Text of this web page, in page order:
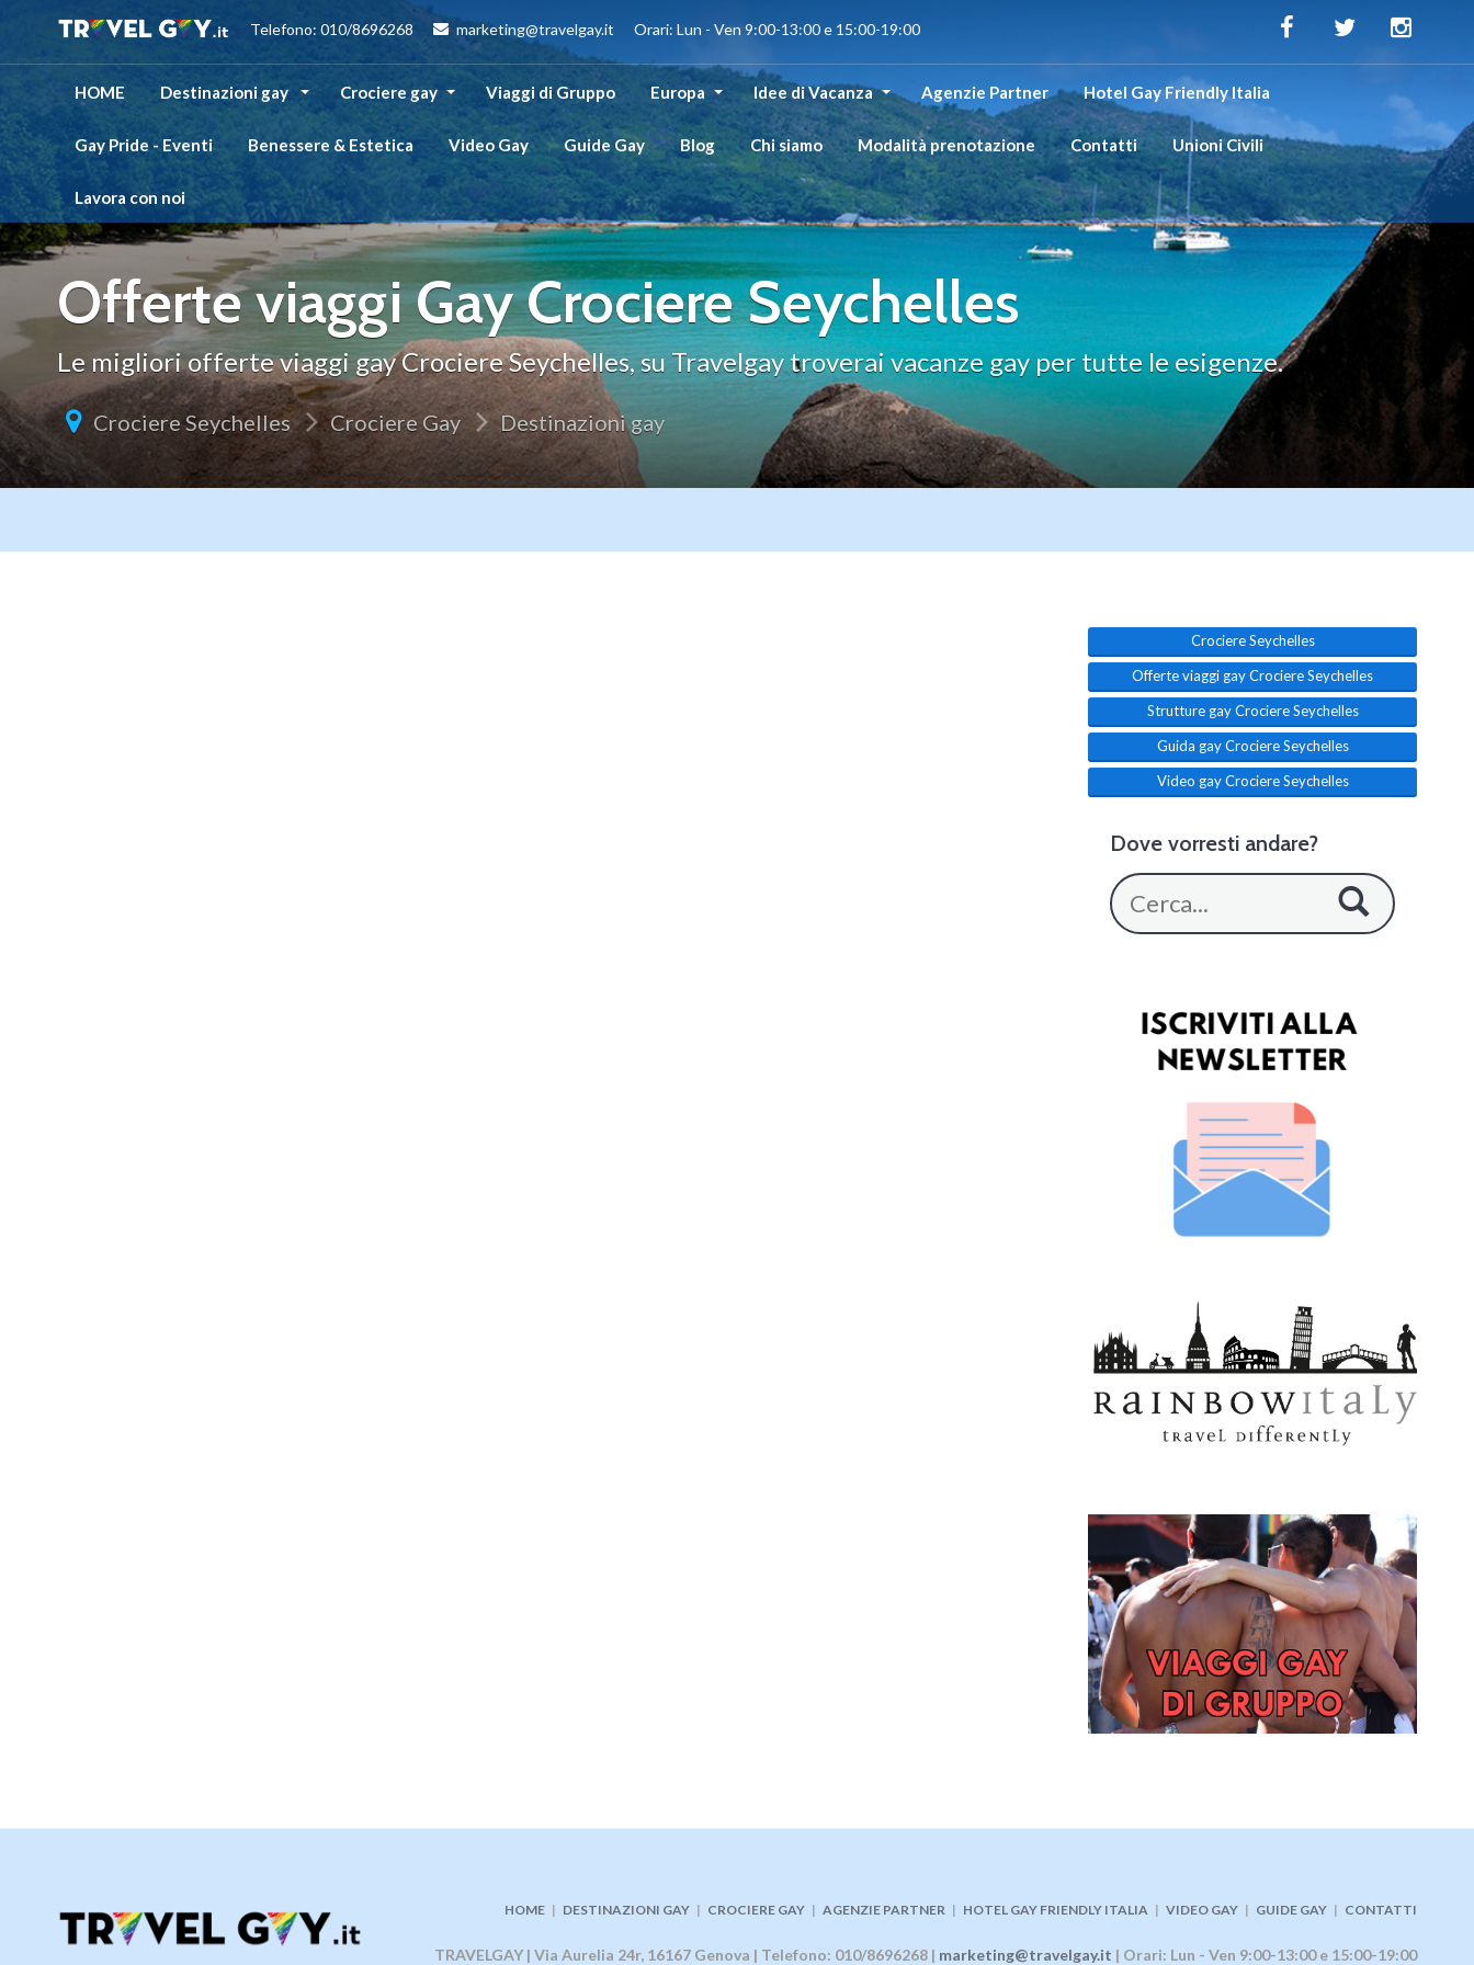
Telefono: 010/8696268 marketing@travelgay.it Orari: Lun - Ven 9:00-13:00 e 15:00-19:00
HOME Destinazioni gay Crociere gay Viaggi di Gruppo Europa Idee di Vacanza Agenzie Partner Hotel Gay Friendly Italia
Gay Pride - Eventi Benessere & Estetica Video Gay Guide Gay Blog Chi siamo Modalità prenotazione Contatti Unioni Civili
Lavora con noi
Offerte viaggi Gay Crociere Seychelles
Le migliori offerte viaggi gay Crociere Seychelles, su Travelgay troverai vacanze gay per tutte le esigenze.
Crociere Seychelles Crociere Gay Destinazioni gay
Crociere Seychelles
Offerte viaggi gay Crociere Seychelles
Strutture gay Crociere Seychelles
Guida gay Crociere Seychelles
Video gay Crociere Seychelles
Dove vorresti andare?
HOME | DESTINAZIONI GAY | CROCIERE GAY | AGENZIE PARTNER | HOTEL GAY FRIENDLY ITALIA | VIDEO GAY | GUIDE GAY | CONTATTI
TRAVELGAY | Via Aurelia 24r, 16167 Genova | Telefono: 010/8696268 | marketing@travelgay.it | Orari: Lun - Ven 9:00-13:00 e 15:00-19:00